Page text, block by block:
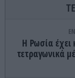
Η Ρωσία
τετραγωνικά